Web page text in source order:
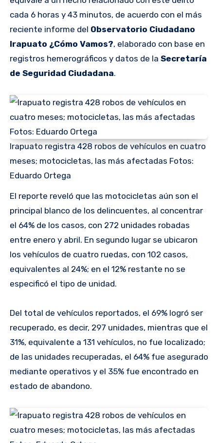
cada 6 horas y 43 minutos, de acuerdo con el más
reciente informe del Observatorio Ciudadano
Irapuato ¿Cómo Vamos?, elaborado con base en
registros hemerográficos y datos de la Secretaría
de Seguridad Ciudadana.
Irapuato registra 428 robos de vehículos en cuatro
meses; motocicletas, las más afectadas Fotos:
Eduardo Ortega
El reporte reveló que las motocicletas aún son el
principal blanco de los delincuentes, al concentrar
el 64% de los casos, con 272 unidades robadas
entre enero y abril. En segundo lugar se ubicaron
los vehículos de cuatro ruedas, con 102 casos,
equivalentes al 24%; en el 12% restante no se
especificó el tipo de unidad.
Del total de vehículos reportados, el 69% logró ser
recuperado, es decir, 297 unidades, mientras que el
31%, equivalente a 131 vehículos, no fue localizado;
de las unidades recuperadas, el 64% fue asegurado
mediante operativos y el 35% fue encontrado en
estado de abandono.